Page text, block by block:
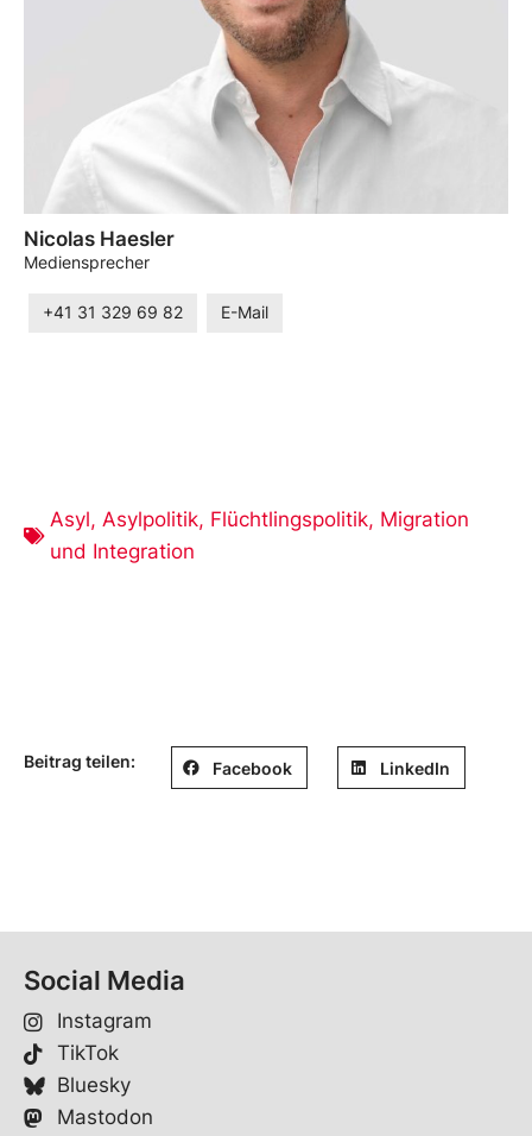
Nicolas Haesler
Mediensprecher
+41 31 329 69 82 E-Mail
Asyl, Asylpolitik, Flüchtlingspolitik, Migration
und Integration
Beitrag teilen: Facebook LinkedIn
Social Media
Instagram
TikTok
Bluesky
Mastodon